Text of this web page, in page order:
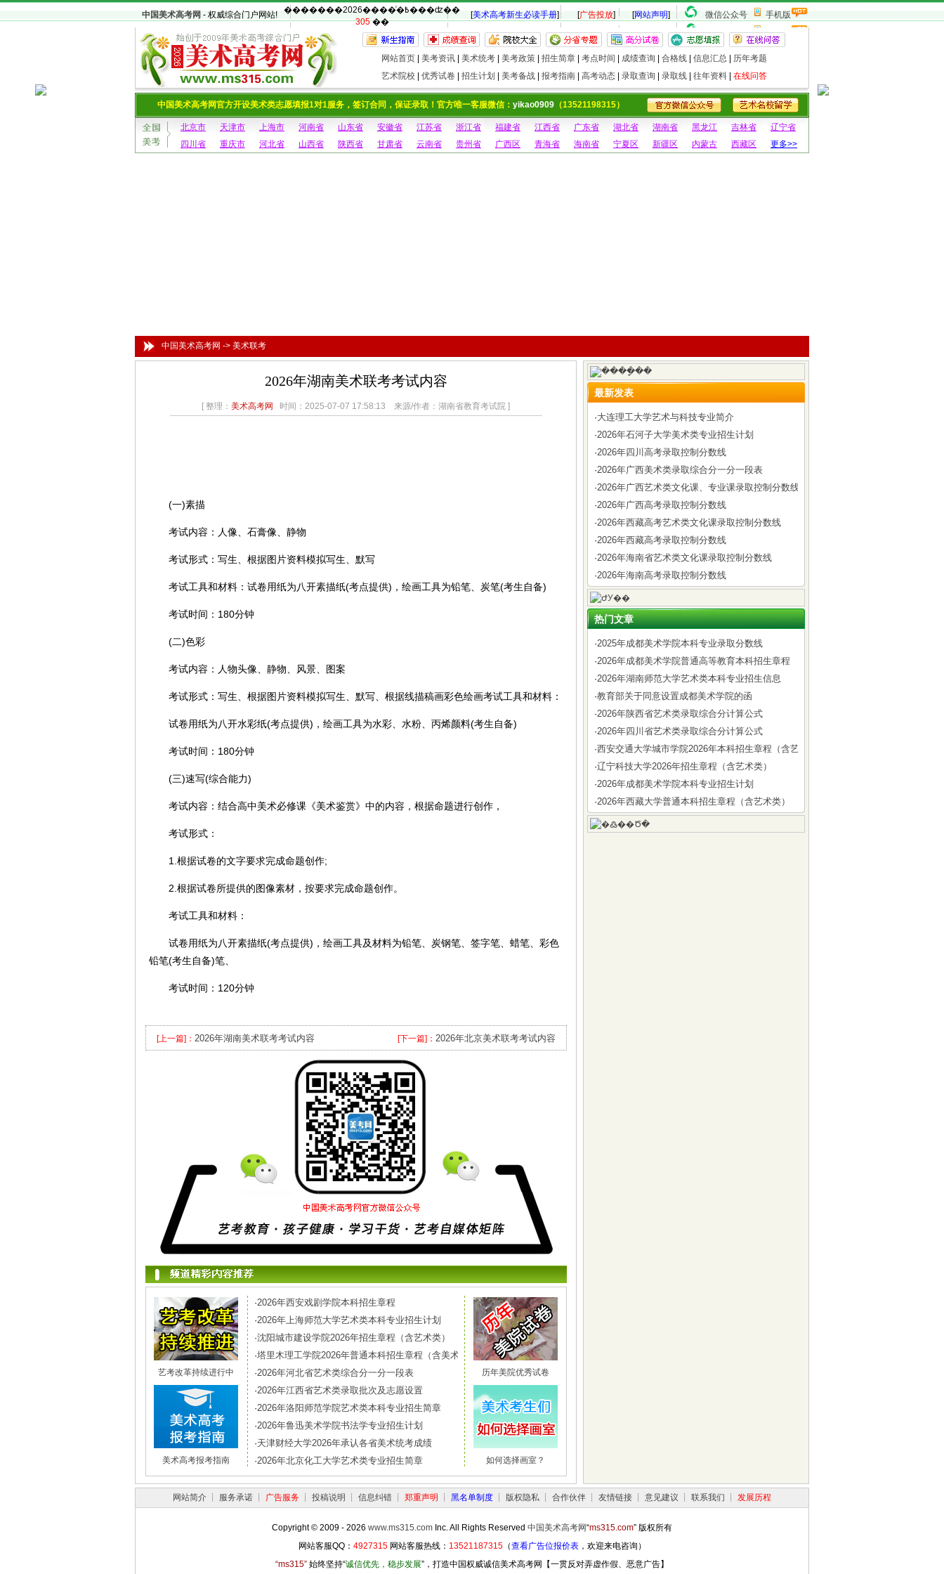
中国美术高考网 - 权威综合门户网站!
�������2026����ͨ�߿���ʣ��
305��
[美术高考新生必读手册] [广告投放] [网站声明] 微信公众号 手机版
网站首页| 美考资讯| 美术统考| 美考政策| 招生简章| 考点时间 成绩查询 合格线| 信息汇总
历年考题
艺术院校| 优秀试卷| 招生计划 美考备战| 报考指南| 高考动态| 录取查询 录取线| 往年资料| 在线问答
中国美术高考网官方开设美术类志愿填报1对1服务，签订合同，保证录取！官方唯一客服微信： yikao0909 （13521198315）
北京市 天津市 上海市 河南省 山东省 安徽省 江苏省 浙江省 福建省 江西省 广东省 湖北省 湖南省 黑龙江 吉林省
辽宁省
四川省
重庆市 河北省 山西省 陕西省 甘肃省 云南省 贵州省 广西区 青海省 海南省 宁夏区 新疆区 内蒙古 西藏区 更多>>
中国美术高考网 -> 美术联考
2026年湖南美术联考考试内容
[ 整理： 美术高考网 时间：2025-07-07 17:58:13 来源/作者：湖南省教育考试院 ]
(一)素描
考试内容：人像、石膏像、静物
考试形式：写生、根据图片资料模拟写生、默写
考试工具和材料：试卷用纸为八开素描纸(考点提供)，绘画工具为铅笔、炭笔(考生自备)
考试时间：180分钟
(二)色彩
考试内容：人物头像、静物、风景、图案
考试形式：写生、根据图片资料模拟写生、默写、根据线描稿画彩色绘画考试工具和材料：
试卷用纸为八开水彩纸(考点提供)，绘画工具为水彩、水粉、丙烯颜料(考生自备)
考试时间：180分钟
(三)速写(综合能力)
考试内容：结合高中美术必修课《美术鉴赏》中的内容，根据命题进行创作，
考试形式：
1.根据试卷的文字要求完成命题创作;
2.根据试卷所提供的图像素材，按要求完成命题创作。
考试工具和材料：
试卷用纸为八开素描纸(考点提供)，绘画工具及材料为铅笔、炭钢笔、签字笔、蜡笔、彩色
铅笔(考生自备)笔、
考试时间：120分钟
[上一篇]： 2026年湖南美术联考考试内容 [下一篇]： 2026年北京美术联考考试内容
艺考改革持续进行中
美术高考报考指南
·2026年西安戏剧学院本科招生章程
·2026年上海师范大学艺术类本科专业招生计划
·沈阳城市建设学院2026年招生章程（含艺术类）
·塔里木理工学院2026年普通本科招生章程（含美术类）
·2026年河北省艺术类综合分一分一段表
·2026年江西省艺术类录取批次及志愿设置
·2026年洛阳师范学院艺术类本科专业招生简章
·2026年鲁迅美术学院书法学专业招生计划
·天津财经大学2026年承认各省美术统考成绩
·2026年北京化工大学艺术类专业招生简章
历年美院优秀试卷
如何选择画室？
最新发表
·大连理工大学艺术与科技专业简介
·2026年石河子大学美术类专业招生计划
·2026年四川高考录取控制分数线
·2026年广西美术类录取综合分一分一段表
·2026年广西艺术类文化课、专业课录取控制分数线
·2026年广西高考录取控制分数线
·2026年西藏高考艺术类文化课录取控制分数线
·2026年西藏高考录取控制分数线
·2026年海南省艺术类文化课录取控制分数线
·2026年海南高考录取控制分数线
热门文章
·2025年成都美术学院本科专业录取分数线
·2026年成都美术学院普通高等教育本科招生章程
·2026年湖南师范大学艺术类本科专业招生信息
·教育部关于同意设置成都美术学院的函
·2026年陕西省艺术类录取综合分计算公式
·2026年四川省艺术类录取综合分计算公式
·西安交通大学城市学院2026年本科招生章程（含艺术类）
·辽宁科技大学2026年招生章程（含艺术类）
·2026年成都美术学院本科专业招生计划
·2026年西藏大学普通本科招生章程（含艺术类）
网站简介 ┊ 服务承诺 ┊ 广告服务 ┊ 投稿说明 ┊ 信息纠错 ┊ 郑重声明 ┊ 黑名单制度 ┊ 版权隐私 ┊ 合作伙伴 ┊ 友情链接 ┊ 意见建议 ┊ 联系我们 ┊ 发展历程
Copyright © 2009 - 2026 www.ms315.com Inc. All Rights Reserved 中国美术高考网“ms315.com” 版权所有
网站客服QQ： 4927315网站客服热线： 13521187315（查看广告位报价表，欢迎来电咨询）
“ms315” 始终坚持“诚信优先，稳步发展”，打造中国权威诚信美术高考网【一贯反对弄虚作假、恶意广告】